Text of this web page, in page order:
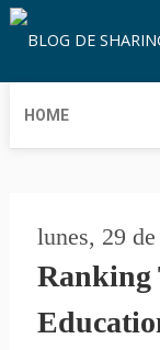
HOME
lunes, 29
Ranking